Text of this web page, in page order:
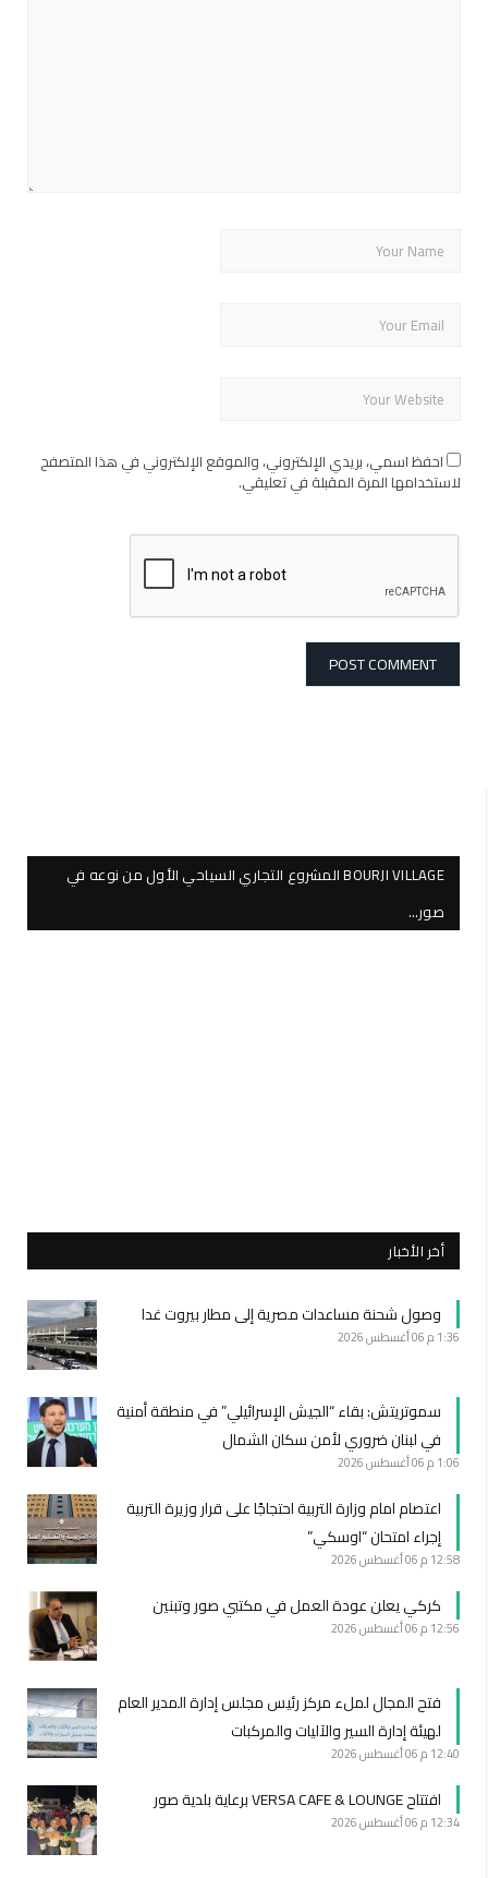
احفظ اسمي، بريدي الإلكتروني، والموقع الإلكتروني في هذا المتصفح
لاستخدامها المرة المقبلة في تعليقي.
BOURJI VILLAGE المشروع التجاري السياحي الأول من نوعه في
صور…
أخر الأخبار
وصول شحنة مساعدات مصرية إلى مطار بيروت غدا
1:36 م 06 أغسطس 2026
سموتريتش: بقاء “الجيش الإسرائيلي” في منطقة أمنية
في لبنان ضروري لأمن سكان الشمال
1:06 م 06 أغسطس 2026
اعتصام امام وزارة التربية احتجاجًا على قرار وزيرة التربية
إجراء امتحان “اوسكي”
12:58 م 06 أغسطس 2026
كركي يعلن عودة العمل في مكتبي صور وتبنين
12:56 م 06 أغسطس 2026
فتح المجال لملء مركز رئيس مجلس إدارة المدير العام
لهيئة إدارة السير والآليات والمركبات
12:40 م 06 أغسطس 2026
افتتاح VERSA CAFE & LOUNGE برعاية بلدية صور
12:34 م 06 أغسطس 2026